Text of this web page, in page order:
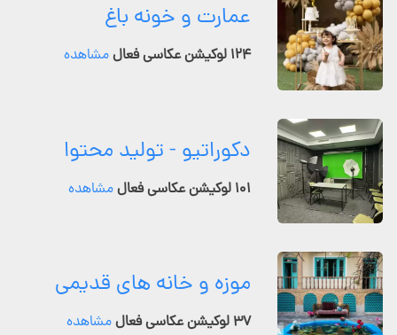
عمارت و خونه باغ
۱۲۴ لوکیشن عکاسی فعال مشاهده
دکوراتیو - تولید محتوا
۱۰۱ لوکیشن عکاسی فعال مشاهده
موزه و خانه های قدیمی
۳۷ لوکیشن عکاسی فعال مشاهده